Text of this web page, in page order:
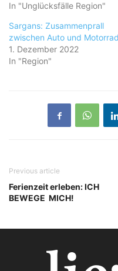
In "Unglücksfälle Region"
Sargans: Zusammenprall
zwischen Auto und Motorrad
1. Dezember 2022
In "Region"
Previous article
Ferienzeit erleben: ICH
BEWEGE MICH!